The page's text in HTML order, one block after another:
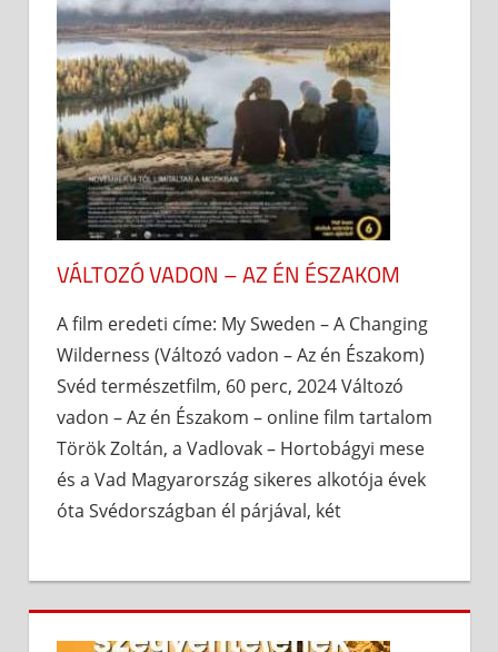
VÁLTOZÓ VADON – AZ ÉN ÉSZAKOM
A film eredeti címe: My Sweden – A Changing
Wilderness (Változó vadon – Az én Északom)
Svéd természetfilm, 60 perc, 2024 Változó
vadon – Az én Északom – online film tartalom
Török Zoltán, a Vadlovak – Hortobágyi mese
és a Vad Magyarország sikeres alkotója évek
óta Svédországban él párjával, két